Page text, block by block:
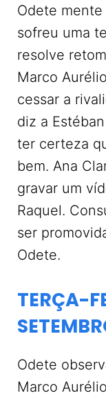
Odete
sofreu uma
resolve
Marco
cessar a
diz a
ter certeza
bem. Ana
gravar um
Raquel.
ser
Odete.
TERÇA-
Odete
Marco